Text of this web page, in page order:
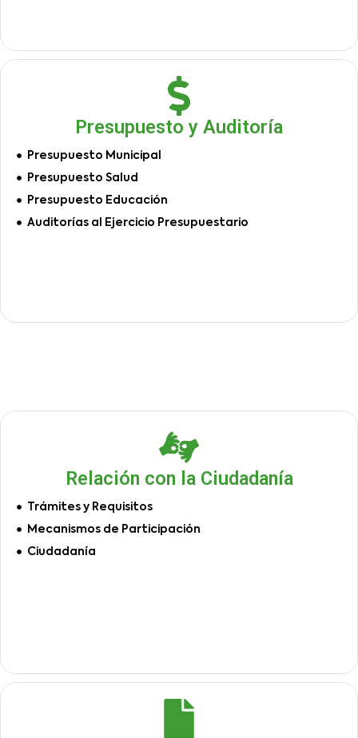
Presupuesto y Auditoría
Presupuesto Municipal
Presupuesto Salud
Presupuesto Educación
Auditorías al Ejercicio Presupuestario
Relación con la Ciudadanía
Trámites y Requisitos
Mecanismos de Participación
Ciudadanía